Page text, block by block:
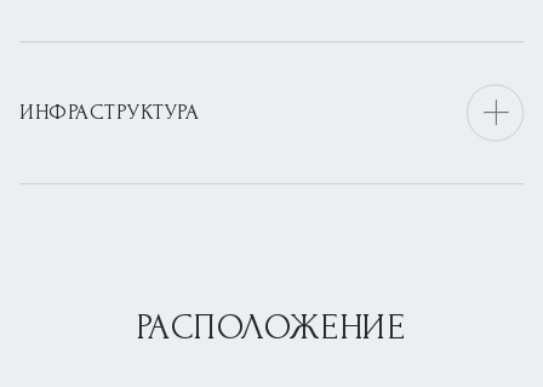
ИНФРАСТРУКТУРА
РАСПОЛОЖЕНИЕ